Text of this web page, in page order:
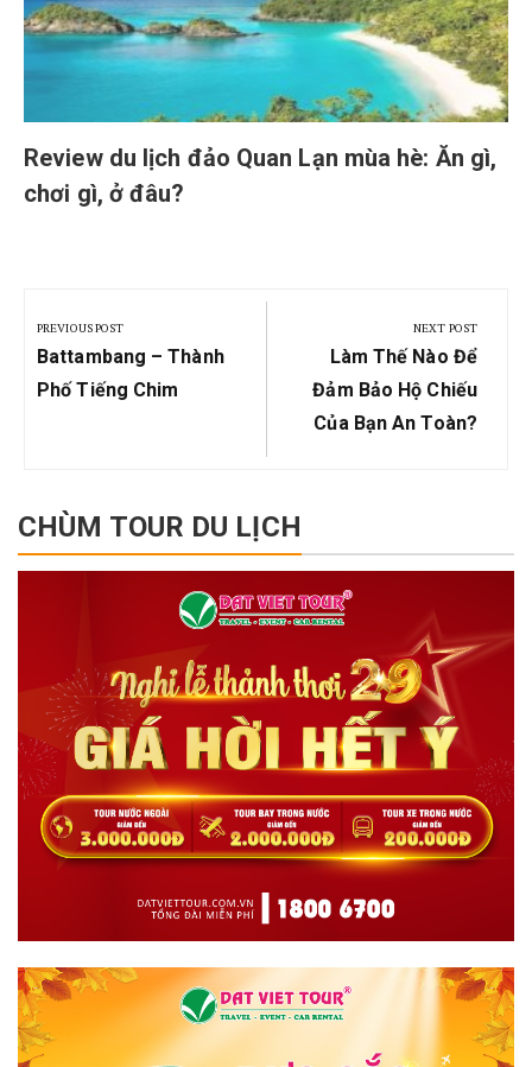
Review du lịch đảo Quan Lạn mùa hè: Ăn gì,
chơi gì, ở đâu?
navigation
PREVIOUS POST
Previous
Post:
Battambang – Thành
Phố Tiếng Chim
NEXT POST
Next
Post:
Làm Thế Nào Để
Đảm Bảo Hộ Chiếu
Của Bạn An Toàn?
CHÙM TOUR DU LỊCH